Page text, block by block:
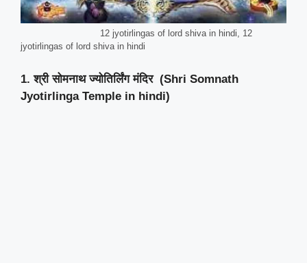
12 jyotirlingas of lord shiva in hindi, 12
jyotirlingas of lord shiva in hindi
1. श्री सोमनाथ ज्योतिर्लिंग मंदिर (Shri Somnath
Jyotirlinga Temple in hindi)